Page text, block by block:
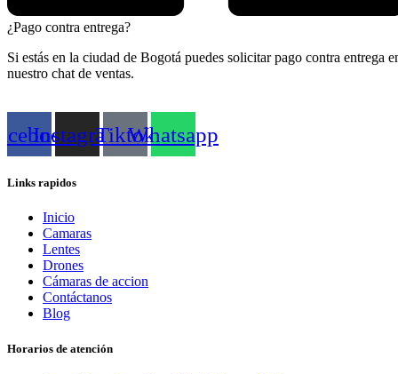
¿Pago contra entrega?
Si estás en la ciudad de Bogotá puedes solicitar pago contra entrega
nuestro chat de ventas.
InstagramTiktokWhatsapp
Links rapidos
Inicio
Camaras
Lentes
Drones
Cámaras de accion
Contáctanos
Blog
Horarios de atención